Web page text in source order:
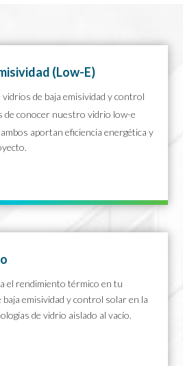
(Low-E)
vidrios de baja emisividad y control
de conocer nuestro vidrio low-e
aportan eficiencia energética y
el rendimiento térmico en tu
emisividad y control solar en la
de vidrio aislado al vacío.